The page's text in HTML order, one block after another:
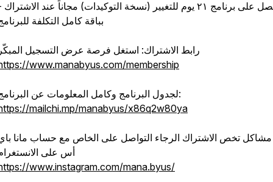
- احصل على برنامج ٢١
بباقة كامل التكلفة
رابط الاشتراك: استغل فرصة عرض التسجيل المبكّر
www.manabyus.com/membership
لجدول البرنامج وكامل المعلومات عن البرنامج:
mailchi.mp/manabyus/x86q2w80ya
مشاكل تخص الاشتراك الرجاء التواصل على الخاص مع حساب مانا
أس على
www.instagram.com/mana.byus/